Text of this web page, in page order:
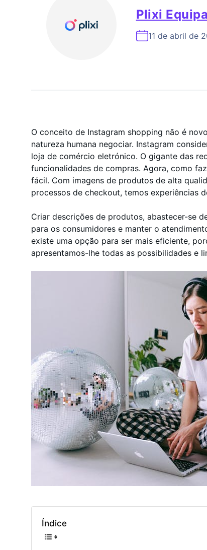
Plixi Equipa
11 de abril de
O conceito de Instagram shopping não é
natureza humana negociar. Instagram
loja de comércio eletrónico. O gigante das
funcionalidades de compras. Agora, como
fácil. Com imagens de produtos de alta
processos de checkout, temos experiências
Criar descrições de produtos, abastecer-se
para os consumidores e manter o
existe uma opção para ser mais eficiente,
apresentamos-lhe todas as possibilidades e
Índice